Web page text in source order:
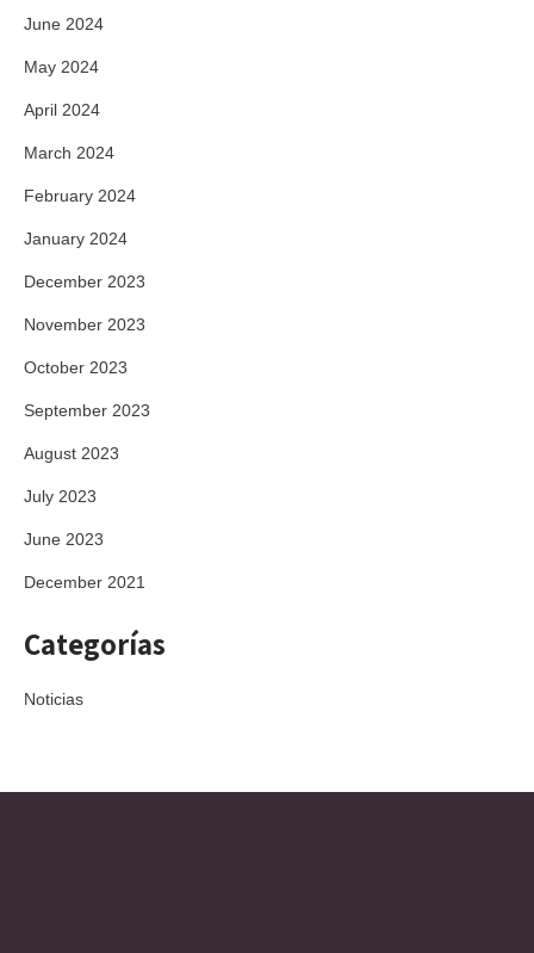
June 2024
May 2024
April 2024
March 2024
February 2024
January 2024
December 2023
November 2023
October 2023
September 2023
August 2023
July 2023
June 2023
December 2021
Categorías
Noticias